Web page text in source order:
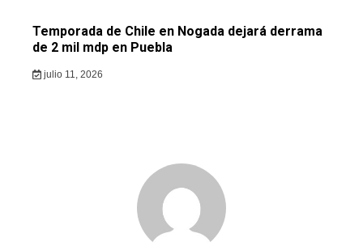
Temporada de Chile en Nogada dejará derrama
de 2 mil mdp en Puebla
julio 11, 2026